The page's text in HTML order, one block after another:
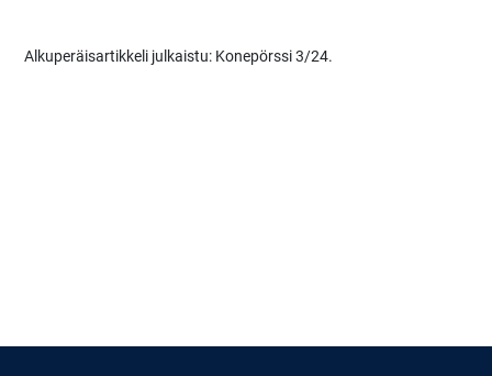
Alkuperäisartikkeli julkaistu: Konepörssi 3/24.